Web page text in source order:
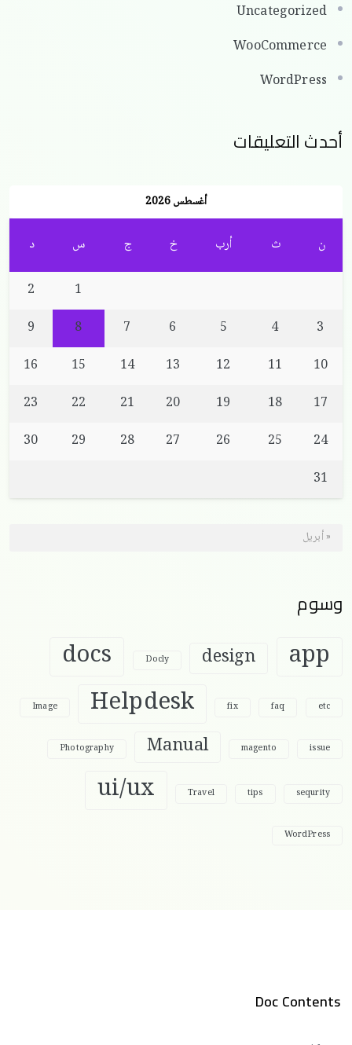
Uncategorized
WooCommerce
WordPress
أحدث التعليقات
أغسطس 2026
ن ث أرب خ ج س د
1
2
3
4
5
6
7
8
9
10
11
12
13
14
15
16
17
18
19
20
21
22
23
24
25
26
27
28
29
30
31
« أبريل
وسوم
app
design
Docly
docs
etc
faq
fix
Helpdesk
Image
issue
magento
Manual
Photography
sequrity
tips
Travel
ui/ux
WordPress
Doc Contents